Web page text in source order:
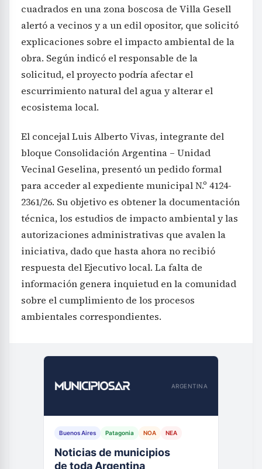
cuadrados en una zona boscosa de Villa Gesell
alertó a vecinos y a un edil opositor, que solicitó
explicaciones sobre el impacto ambiental de la
obra. Según indicó el responsable de la
solicitud, el proyecto podría afectar el
escurrimiento natural del agua y alterar el
ecosistema local.
El concejal Luis Alberto Vivas, integrante del
bloque Consolidación Argentina – Unidad
Vecinal Geselina, presentó un pedido formal
para acceder al expediente municipal N.º 4124-
2361/26. Su objetivo es obtener la documentación
técnica, los estudios de impacto ambiental y las
autorizaciones administrativas que avalen la
iniciativa, dado que hasta ahora no recibió
respuesta del Ejecutivo local. La falta de
información genera inquietud en la comunidad
sobre el cumplimiento de los procesos
ambientales correspondientes.
ARGENTINA
Buenos Aires Patagonia NOA NEA
Noticias de municipios
de toda Argentina